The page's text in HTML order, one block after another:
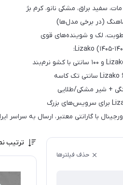
سفید براق، مشکی نانو، کرم بژ
رطوبت، لک و شوینده‌های قوی
با گارانتی معتبر، ارسال به
حذف فیلترها
ترتیب